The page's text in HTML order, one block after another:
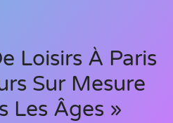
Loisirs À Paris
Sur Mesure
Les Âges »